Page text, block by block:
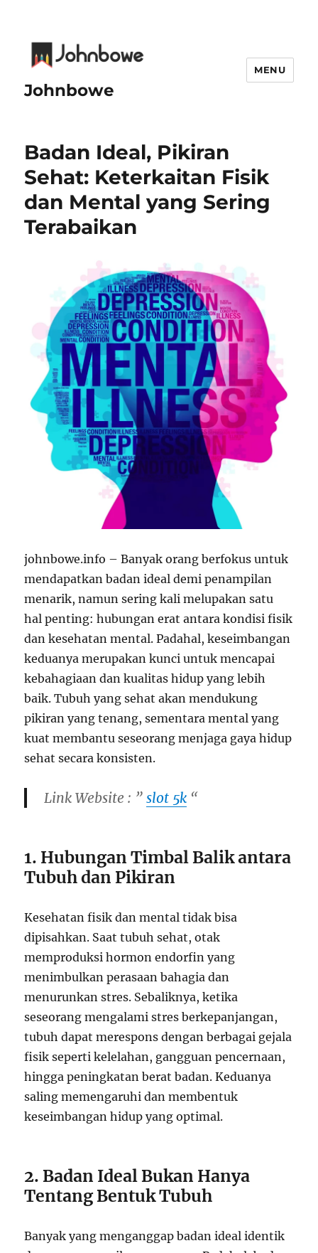
Johnbowe
MENU
Badan Ideal, Pikiran
Sehat: Keterkaitan Fisik
dan Mental yang Sering
Terabaikan
johnbowe.info – Banyak orang berfokus untuk
mendapatkan badan ideal demi penampilan
menarik, namun sering kali melupakan satu
hal penting: hubungan erat antara kondisi fisik
dan kesehatan mental. Padahal, keseimbangan
keduanya merupakan kunci untuk mencapai
kebahagiaan dan kualitas hidup yang lebih
baik. Tubuh yang sehat akan mendukung
pikiran yang tenang, sementara mental yang
kuat membantu seseorang menjaga gaya hidup
sehat secara konsisten.
Link Website : ”slot 5k “
1. Hubungan Timbal Balik antara
Tubuh dan Pikiran
Kesehatan fisik dan mental tidak bisa
dipisahkan. Saat tubuh sehat, otak
memproduksi hormon endorfin yang
menimbulkan perasaan bahagia dan
menurunkan stres. Sebaliknya, ketika
seseorang mengalami stres berkepanjangan,
tubuh dapat merespons dengan berbagai gejala
fisik seperti kelelahan, gangguan pencernaan,
hingga peningkatan berat badan. Keduanya
saling memengaruhi dan membentuk
keseimbangan hidup yang optimal.
2. Badan Ideal Bukan Hanya
Tentang Bentuk Tubuh
Banyak yang menganggap badan ideal identik